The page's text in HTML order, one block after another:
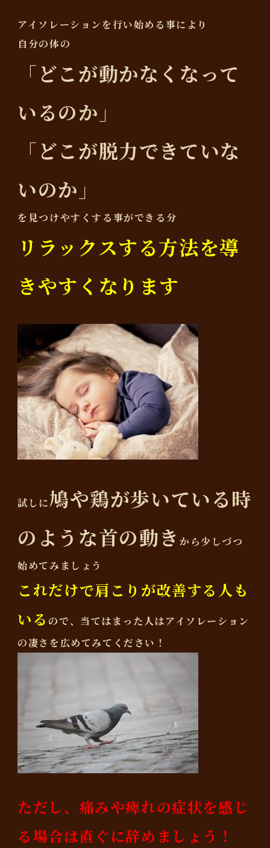
アイソレーションを行い始める事により
自分の体の
「どこが動かなくなって
いるのか」
「どこが脱力できていな
いのか」
を見つけやすくする事ができる分
リラックスする方法を導
きやすくなります
試しに鳩や鶏が歩いている時
のような首の動き から少しづつ
始めてみましょう
これだけで肩こりが改善する人も
いる ので、当てはまった人はアイソレーション
の凄さを広めてみてください！
ただし、痛みや痺れの症状を感じ
る場合は直ぐに辞めましょう！